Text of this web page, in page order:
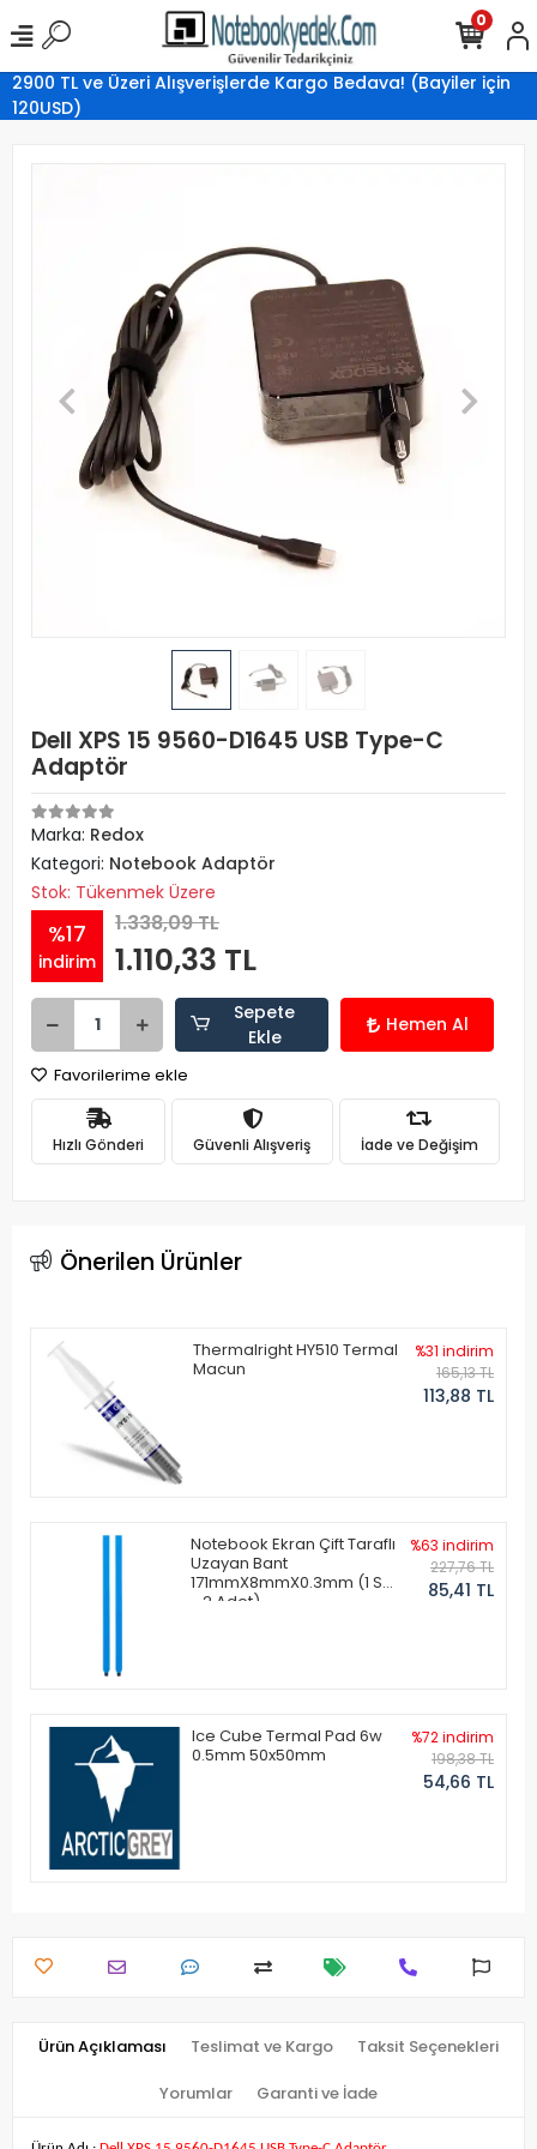
2900 TL ve Üzeri Alışverişlerde Kargo Bedava! (Bayiler için
120USD)
0
Dell XPS 15 9560-D1645 USB Type-C
Adaptör
Marka: Redox
Kategori: Notebook Adaptör
Stok: Tükenmek Üzere
%17
indirim
1.338,09 TL
1.110,33 TL
Sepete
Ekle
Hemen Al
Favorilerime ekle
Hızlı Gönderi Güvenli Alışveriş İade ve Değişim
Önerilen Ürünler
Thermalright HY510 Termal
Macun
%31 indirim
165,13 TL
113,88 TL
Notebook Ekran Çift Taraflı
Uzayan Bant
171mmX8mmX0.3mm (1 Set
- 2 Adet)
%63 indirim
227,76 TL
85,41 TL
Ice Cube Termal Pad 6w
0.5mm 50x50mm
%72 indirim
198,38 TL
54,66 TL
Ürün Açıklaması Teslimat ve Kargo Taksit Seçenekleri
Yorumlar Garanti ve İade